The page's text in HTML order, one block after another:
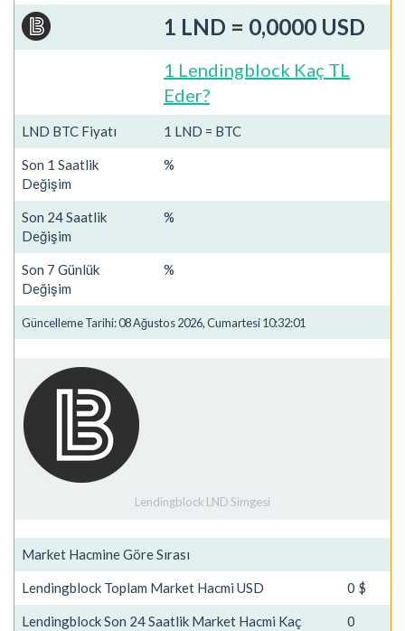
1 LND = 0,0000 USD
1 Lendingblock Kaç TL
Eder?
LND BTC Fiyatı 1 LND = BTC
Son 1 Saatlik
Değişim
%
Son 24 Saatlik
Değişim
%
Son 7 Günlük
Değişim
%
Güncelleme Tarihi: 08 Ağustos 2026, Cumartesi 10:32:01
Lendingblock LND Simgesi
Market Hacmine Göre Sırası
Lendingblock Toplam Market Hacmi USD 0 $
Lendingblock Son 24 Saatlik Market Hacmi Kaç
0